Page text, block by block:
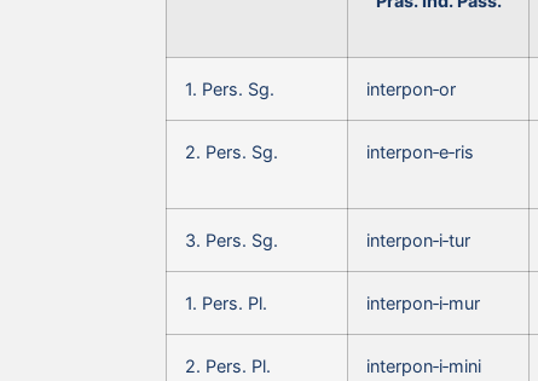
1. Pers. Sg. interpon‑or
2. Pers. Sg. interpon‑e‑ris
3. Pers. Sg. interpon‑i‑tur
1. Pers. Pl. interpon‑i‑mur
2. Pers. Pl. interpon‑i‑mini